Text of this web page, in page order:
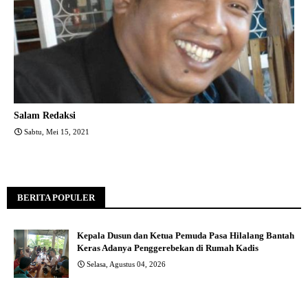
Salam Redaksi
Sabtu, Mei 15, 2021
BERITA POPULER
Kepala Dusun dan Ketua Pemuda Pasa Hilalang Bantah
Keras Adanya Penggerebekan di Rumah Kadis
Selasa, Agustus 04, 2026